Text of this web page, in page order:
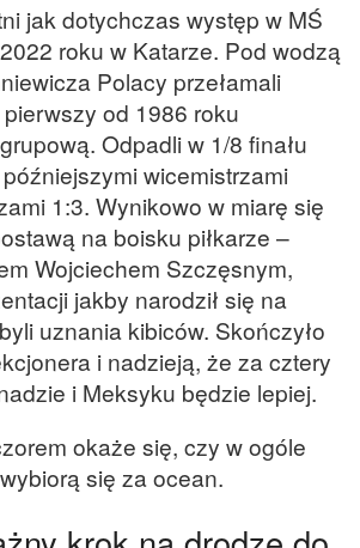
jak dotychczas występ w MŚ
roku w Katarze. Pod wodzą
Polacy przełamali
od 1986 roku
Odpadli w 1/8 finału
wicemistrzami
1:3. Wynikowo w miarę się
na boisku piłkarze –
Wojciechem Szczęsnym,
jakby narodził się na
uznania kibiców. Skończyło
i nadzieją, że za cztery
i Meksyku będzie lepiej.
okaże się, czy w ogóle
się za ocean.